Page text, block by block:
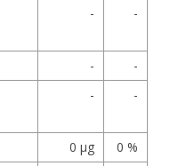
- -
-
-
- -
0 µg
0 %